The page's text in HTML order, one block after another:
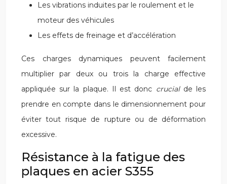
Les vibrations induites par le roulement et le
moteur des véhicules
Les effets de freinage et d’accélération
Ces charges dynamiques peuvent facilement
multiplier par deux ou trois la charge effective
appliquée sur la plaque. Il est donc crucial de les
prendre en compte dans le dimensionnement pour
éviter tout risque de rupture ou de déformation
excessive.
Résistance à la fatigue des
plaques en acier S355